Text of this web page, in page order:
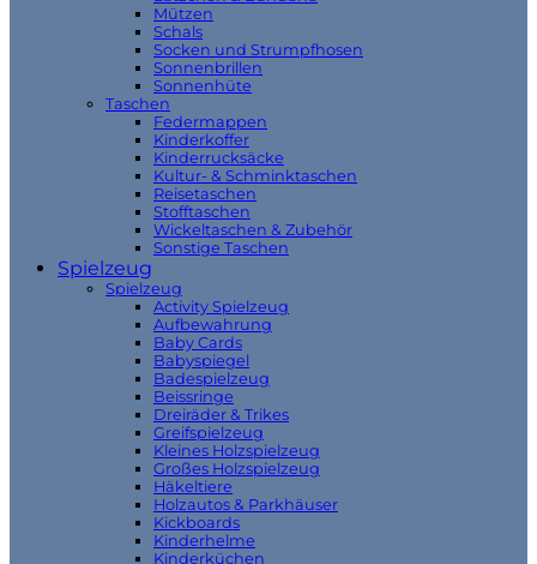
Mützen
Schals
Socken und Strumpfhosen
Sonnenbrillen
Sonnenhüte
Taschen
Federmappen
Kinderkoffer
Kinderrucksäcke
Kultur- & Schminktaschen
Reisetaschen
Stofftaschen
Wickeltaschen & Zubehör
Sonstige Taschen
Spielzeug
Spielzeug
Activity Spielzeug
Aufbewahrung
Baby Cards
Babyspiegel
Badespielzeug
Beissringe
Dreiräder & Trikes
Greifspielzeug
Kleines Holzspielzeug
Großes Holzspielzeug
Häkeltiere
Holzautos & Parkhäuser
Kickboards
Kinderhelme
Kinderküchen